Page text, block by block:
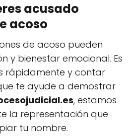
acusado
acoso
de acoso pueden
y bienestar emocional. Es
rápidamente y contar
te ayude a demostrar
, estamos
la representación que
tu nombre.